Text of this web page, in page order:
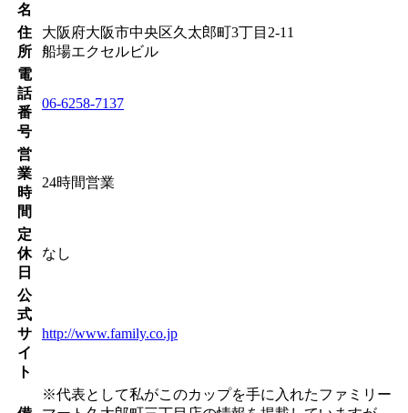
名
住
所
大阪府大阪市中央区久太郎町3丁目2-11
船場エクセルビル
電
話
番
号
06-6258-7137
営
業
時
間
24時間営業
定
休
日
なし
公
式
サ
イ
ト
http://www.family.co.jp
※代表として私がこのカップを手に入れたファミリー